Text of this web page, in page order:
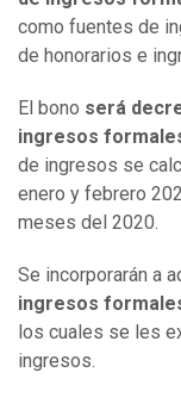
como fuentes de
de honorarios e
El bono será
ingresos
de ingresos se
enero y febrero
meses del 2020.
Se incorporarán a
ingresos
los cuales se les
ingresos.